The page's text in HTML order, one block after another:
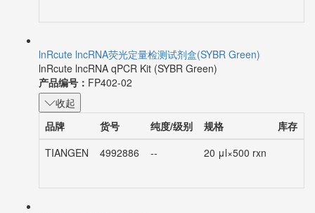
lnRcute lncRNA荧光定量检测试剂盒(SYBR Green)
lnRcute lncRNA qPCR Kit (SYBR Green)
产品编号： FP402-02
收起
品牌
货号 纯度/级别 规格 库存
TIANGEN
4992886 -- 20 μl×500 rxn